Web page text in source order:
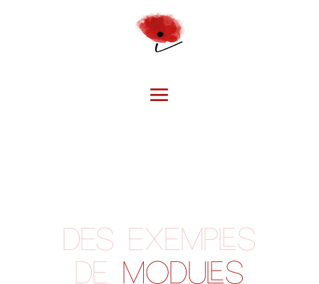
des exemples
de
MODULES